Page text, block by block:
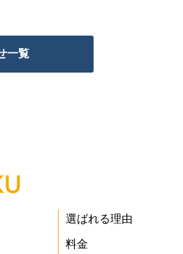
一覧
選ばれる理由
料金